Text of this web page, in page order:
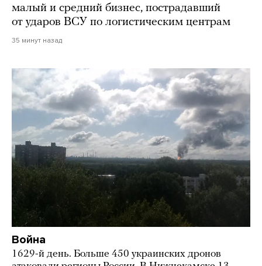
малый и средний бизнес, пострадавший
от ударов ВСУ по логистическим центрам
35 минут назад
Война
1629-й день. Больше 450 украинских дронов